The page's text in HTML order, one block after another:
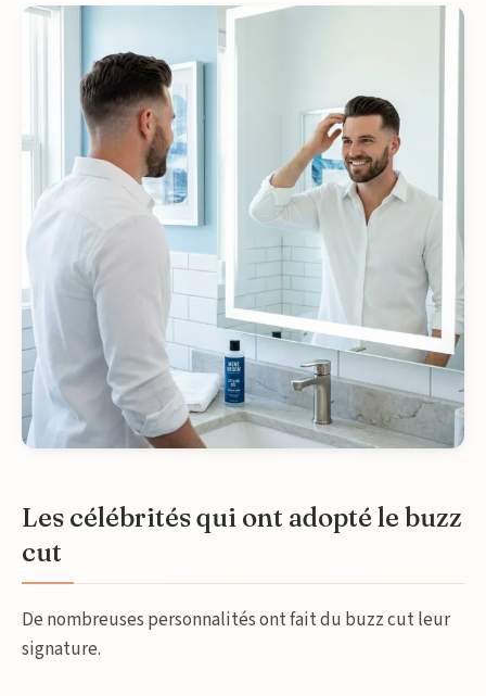
Les célébrités qui ont adopté le buzz
cut
De nombreuses personnalités ont fait du buzz cut leur
signature.